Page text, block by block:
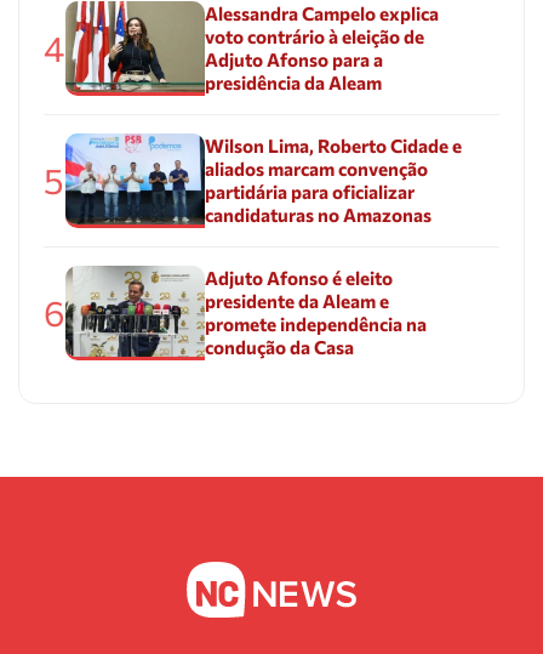
4
Alessandra Campelo explica
voto contrário à eleição de
Adjuto Afonso para a
presidência da Aleam
5
Wilson Lima, Roberto Cidade e
aliados marcam convenção
partidária para oficializar
candidaturas no Amazonas
6
Adjuto Afonso é eleito
presidente da Aleam e
promete independência na
condução da Casa